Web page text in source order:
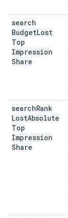
search
BudgetLost
Top
Impression
Share
searchRank
LostAbsolute
Top
Impression
Share